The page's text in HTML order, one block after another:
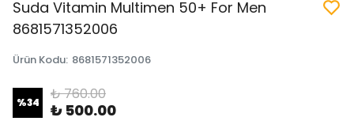
Suda Vitamin Multimen 50+ For Men
8681571352006
Ürün Kodu: 8681571352006
%34 ₺ 760.00
₺ 500.00